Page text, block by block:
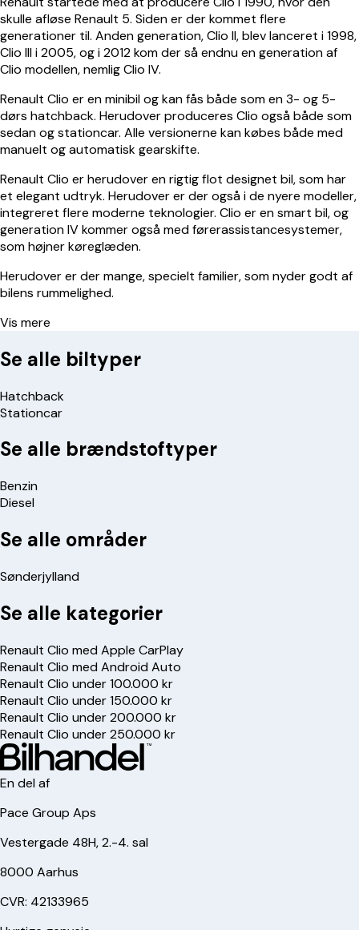
skulle afløse Renault 5. Siden er der kommet flere
generationer til. Anden generation, Clio II, blev lanceret i 1998,
Clio III i 2005, og i 2012 kom der så endnu en generation af
Clio modellen, nemlig Clio IV.
Renault Clio er en minibil og kan fås både som en 3- og 5-
dørs hatchback. Herudover produceres Clio også både som
sedan og stationcar. Alle versionerne kan købes både med
manuelt og automatisk gearskifte.
Renault Clio er herudover en rigtig flot designet bil, som har
et elegant udtryk. Herudover er der også i de nyere modeller,
integreret flere moderne teknologier. Clio er en smart bil, og
generation IV kommer også med førerassistancesystemer,
som højner køreglæden.
Herudover er der mange, specielt familier, som nyder godt af
bilens rummelighed.
Vis mere
Se alle biltyper
Hatchback
Stationcar
Se alle brændstoftyper
Benzin
Diesel
Se alle områder
Sønderjylland
Se alle kategorier
Renault Clio med Apple CarPlay
Renault Clio med Android Auto
Renault Clio under 100.000 kr
Renault Clio under 150.000 kr
Renault Clio under 200.000 kr
Renault Clio under 250.000 kr
En del af
Pace Group Aps
Vestergade 48H, 2.-4. sal
8000 Aarhus
CVR: 42133965